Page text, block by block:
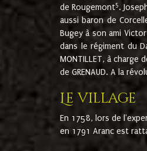
de Rougemont5.
aussi baron de
Bugey à son ami
dans le régiment du
MONTILLET, à
de GRENAUD. A la
Le village
En 1758, lors de
en 1791 Aranc est